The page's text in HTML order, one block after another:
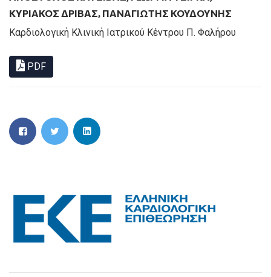
ΚΥΡΙΑΚΟΣ ΔΡΙΒΑΣ, ΠΑΝΑΓΙΏΤΗΣ ΚΟΥΔΟΎΝΗΣ
Καρδιολογική Κλινική Ιατρικού Κέντρου Π. Φαλήρου
PDF